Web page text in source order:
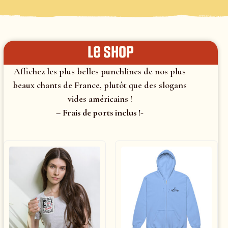
le shop
Affichez les plus belles punchlines de nos plus
beaux chants de France, plutôt que des slogans
vides américains !
– Frais de ports inclus !-